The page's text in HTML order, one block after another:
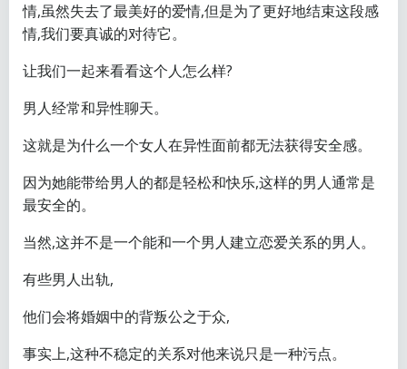
情,虽然失去了最美好的爱情,但是为了更好地结束这段感
情,我们要真诚的对待它。
让我们一起来看看这个人怎么样?
男人经常和异性聊天。
这就是为什么一个女人在异性面前都无法获得安全感。
因为她能带给男人的都是轻松和快乐,这样的男人通常是
最安全的。
当然,这并不是一个能和一个男人建立恋爱关系的男人。
有些男人出轨,
他们会将婚姻中的背叛公之于众,
事实上,这种不稳定的关系对他来说只是一种污点。